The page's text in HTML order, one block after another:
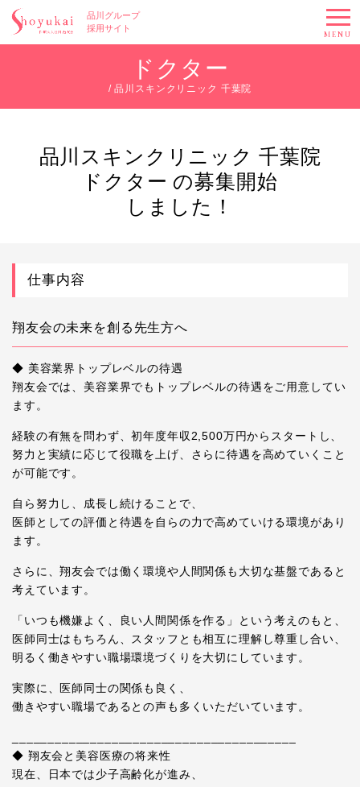
品川グループ
採用サイト
MENU
ドクター
/ 品川スキンクリニック 千葉院
品川スキンクリニック 千葉院
ドクター の募集開始
しました！
仕事内容
翔友会の未来を創る先生方へ
◆ 美容業界トップレベルの待遇
翔友会では、美容業界でもトップレベルの待遇をご用意してい
ます。
経験の有無を問わず、初年度年収2,500万円からスタートし、
努力と実績に応じて役職を上げ、さらに待遇を高めていくこと
が可能です。
自ら努力し、成長し続けることで、
医師としての評価と待遇を自らの力で高めていける環境があり
ます。
さらに、翔友会では働く環境や人間関係も大切な基盤であると
考えています。
「いつも機嫌よく、良い人間関係を作る」という考えのもと、
医師同士はもちろん、スタッフとも相互に理解し尊重し合い、
明るく働きやすい職場環境づくりを大切にしています。
実際に、医師同士の関係も良く、
働きやすい職場であるとの声も多くいただいています。
◆ 翔友会と美容医療の将来性
現在、日本では少子高齢化が進み、